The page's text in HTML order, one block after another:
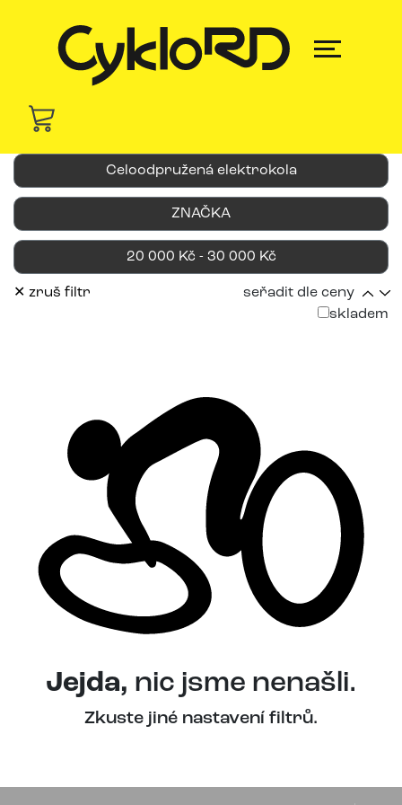
Celoodpružená elektrokola
ZNAČKA
20 000 Kč - 30 000 Kč
✕ zruš filtr
seřadit dle ceny
skladem
Jejda, nic jsme nenašli.
Zkuste jiné nastavení filtrů.